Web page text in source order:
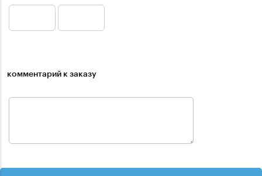
комментарий к заказу